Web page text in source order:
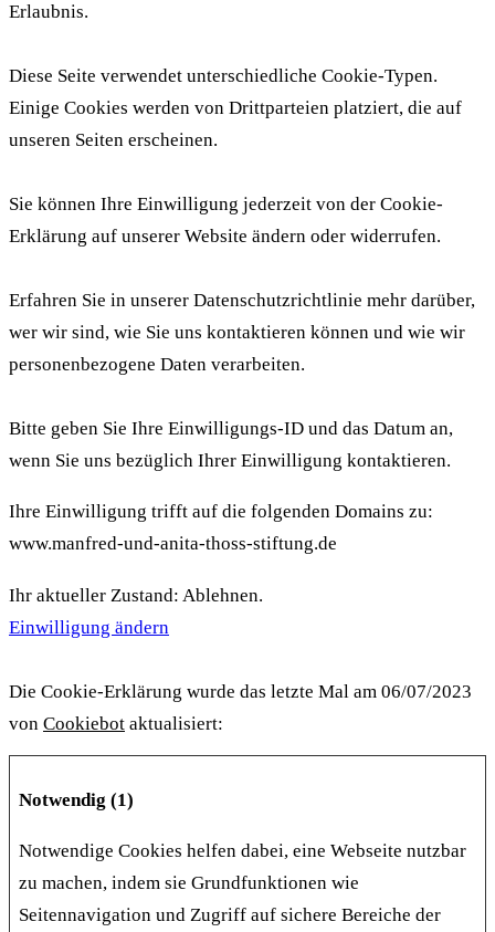
Erlaubnis.
Diese Seite verwendet unterschiedliche Cookie-Typen.
Einige Cookies werden von Drittparteien platziert, die auf
unseren Seiten erscheinen.
Sie können Ihre Einwilligung jederzeit von der Cookie-
Erklärung auf unserer Website ändern oder widerrufen.
Erfahren Sie in unserer Datenschutzrichtlinie mehr darüber,
wer wir sind, wie Sie uns kontaktieren können und wie wir
personenbezogene Daten verarbeiten.
Bitte geben Sie Ihre Einwilligungs-ID und das Datum an,
wenn Sie uns bezüglich Ihrer Einwilligung kontaktieren.
Ihre Einwilligung trifft auf die folgenden Domains zu:
www.manfred-und-anita-thoss-stiftung.de
Ihr aktueller Zustand: Ablehnen.
Einwilligung ändern
Die Cookie-Erklärung wurde das letzte Mal am 06/07/2023
von Cookiebot aktualisiert:
Notwendig (1)
Notwendige Cookies helfen dabei, eine Webseite nutzbar
zu machen, indem sie Grundfunktionen wie
Seitennavigation und Zugriff auf sichere Bereiche der